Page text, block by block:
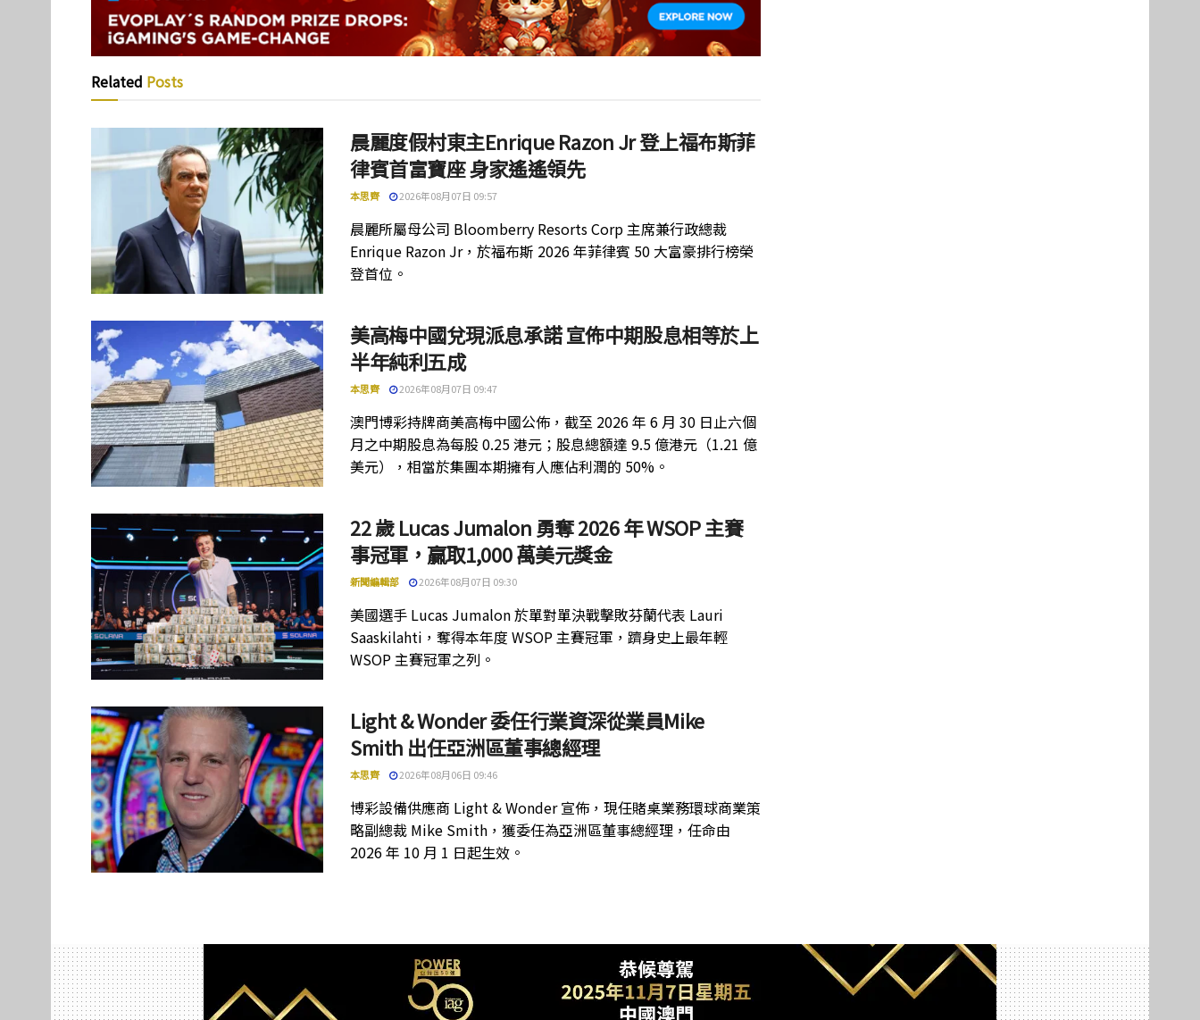
Related Posts
晨麗度假村東主Enrique Razon Jr 登上福布斯菲
律賓首富寶座 身家遙遙領先
本思齊 2026年08月07日 09:57
晨麗所屬母公司 Bloomberry Resorts Corp 主席兼行政總裁
Enrique Razon Jr，於福布斯 2026 年菲律賓 50 大富豪排行榜榮
登首位。
美高梅中國兌現派息承諾 宣佈中期股息相等於上
半年純利五成
本思齊 2026年08月07日 09:47
澳門博彩持牌商美高梅中國公佈，截至 2026 年 6 月 30 日止六個
月之中期股息為每股 0.25 港元；股息總額達 9.5 億港元（1.21 億
美元），相當於集團本期擁有人應佔利潤的 50%。
22 歲 Lucas Jumalon 勇奪 2026 年 WSOP 主賽
事冠軍，贏取1,000 萬美元獎金
新聞編輯部 2026年08月07日 09:30
美國選手 Lucas Jumalon 於單對單決戰擊敗芬蘭代表 Lauri
Saaskilahti，奪得本年度 WSOP 主賽冠軍，躋身史上最年輕
WSOP 主賽冠軍之列。
Light & Wonder 委任行業資深從業員Mike
Smith 出任亞洲區董事總經理
本思齊 2026年08月06日 09:46
博彩設備供應商 Light & Wonder 宣佈，現任賭桌業務環球商業策
略副總裁 Mike Smith，獲委任為亞洲區董事總經理，任命由
2026 年 10 月 1 日起生效。